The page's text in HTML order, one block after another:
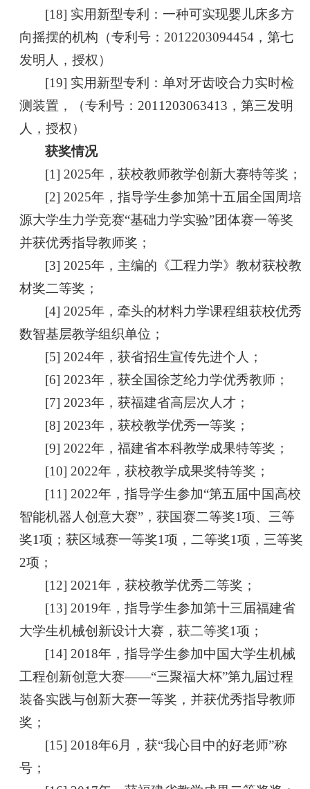
[18] 实用新型专利：一种可实现婴儿床多方
向摇摆的机构（专利号：2012203094454，第七
发明人，授权）
[19] 实用新型专利：单对牙齿咬合力实时检
测装置，（专利号：2011203063413，第三发明
人，授权）
获奖情况
[1] 2025年，获校教师教学创新大赛特等奖；
[2] 2025年，指导学生参加第十五届全国周培
源大学生力学竞赛“基础力学实验”团体赛一等奖
并获优秀指导教师奖；
[3] 2025年，主编的《工程力学》教材获校教
材奖二等奖；
[4] 2025年，牵头的材料力学课程组获校优秀
数智基层教学组织单位；
[5] 2024年，获省招生宣传先进个人；
[6] 2023年，获全国徐芝纶力学优秀教师；
[7] 2023年，获福建省高层次人才；
[8] 2023年，获校教学优秀一等奖；
[9] 2022年，福建省本科教学成果特等奖；
[10] 2022年，获校教学成果奖特等奖；
[11] 2022年，指导学生参加“第五届中国高校
智能机器人创意大赛”，获国赛二等奖1项、三等
奖1项；获区域赛一等奖1项，二等奖1项，三等奖
2项；
[12] 2021年，获校教学优秀二等奖；
[13] 2019年，指导学生参加第十三届福建省
大学生机械创新设计大赛，获二等奖1项；
[14] 2018年，指导学生参加中国大学生机械
工程创新创意大赛——“三聚福大杯”第九届过程
装备实践与创新大赛一等奖，并获优秀指导教师
奖；
[15] 2018年6月，获“我心目中的好老师”称
号；